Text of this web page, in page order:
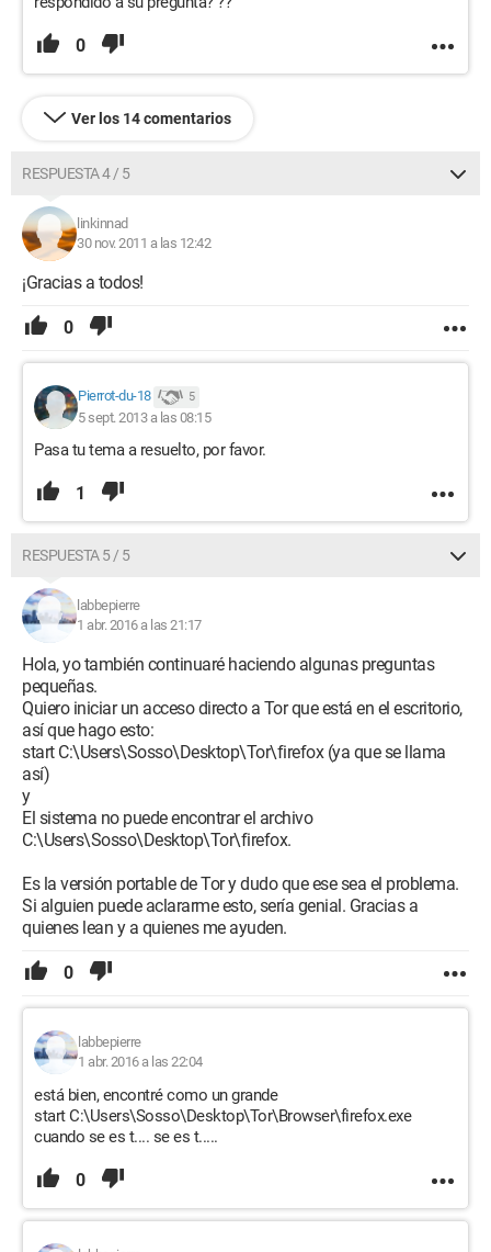
0
Ver los 14 comentarios
RESPUESTA 4 / 5
linkinnad
30 nov. 2011 a las 12:42
¡Gracias a todos!
0
Pierrot-du-18 5
5 sept. 2013 a las 08:15
Pasa tu tema a resuelto, por favor.
1
RESPUESTA 5 / 5
labbepierre
1 abr. 2016 a las 21:17
Hola, yo también continuaré haciendo algunas preguntas
pequeñas.
Quiero iniciar un acceso directo a Tor que está en el escritorio,
así que hago esto:
start C:\Users\Sosso\Desktop\Tor\firefox (ya que se llama
así)
y
El sistema no puede encontrar el archivo
C:\Users\Sosso\Desktop\Tor\firefox.
Es la versión portable de Tor y dudo que ese sea el problema.
Si alguien puede aclararme esto, sería genial. Gracias a
quienes lean y a quienes me ayuden.
0
labbepierre
1 abr. 2016 a las 22:04
está bien, encontré como un grande
start C:\Users\Sosso\Desktop\Tor\Browser\firefox.exe
cuando se es t.... se es t.....
0